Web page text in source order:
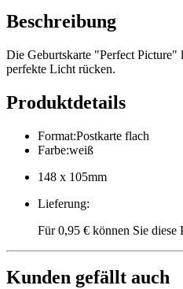
Beschreibung
Die Geburtskarte "Perfect Picture"
perfekte Licht rücken.
Produktdetails
Format:Postkarte flach
Farbe:weiß
148 x 105mm
Lieferung:
Für 0,95 € können Sie diese
Kunden gefällt auch